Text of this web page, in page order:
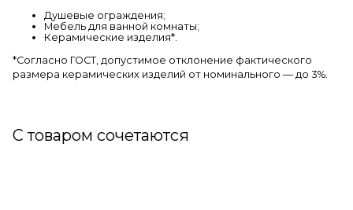
Душевые ограждения;
Мебель для ванной комнаты;
Керамические изделия*.
*Cогласно ГОСТ, допустимое отклонение фактического
размера керамических изделий от номинального — до 3%.
С товаром сочетаются